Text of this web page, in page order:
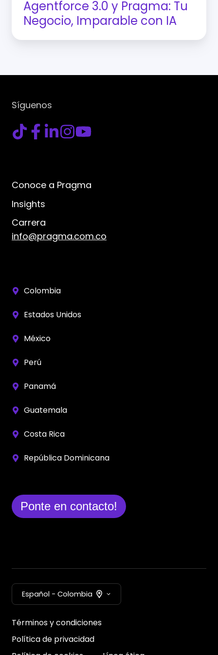
Agentforce 3.0 y Pragma: Tu
Negocio, Imparable con IA
Síguenos
Conoce a Pragma
Insights
Carrera
info@pragma.com.co
Colombia
Estados Unidos
México
Perú
Panamá
Guatemala
Costa Rica
República Dominicana
Ponte en contacto!
Español - Colombia
Términos y condiciones
Política de privacidad